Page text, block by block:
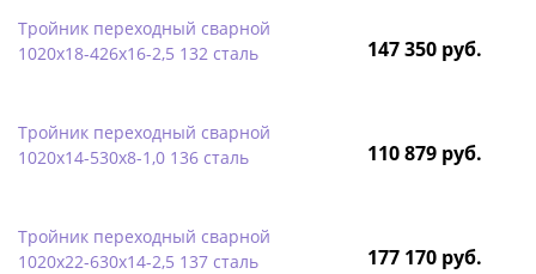
Тройник переходный сварной
1020х18-426х16-2,5 132 сталь
147 350 руб.
Тройник переходный сварной
1020х14-530х8-1,0 136 сталь
110 879 руб.
Тройник переходный сварной
1020х22-630х14-2,5 137 сталь
177 170 руб.